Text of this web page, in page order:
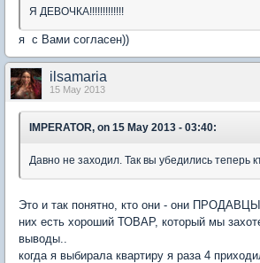
Я ДЕВОЧКА!!!!!!!!!!!!!
я с Вами согласен))
ilsamaria
15 May 2013
IMPERATOR, on 15 May 2013 - 03:40:
Давно не заходил. Так вы убедились теперь
Это и так понятно, кто они - они
них есть хороший ТОВАР, который мы
выводы..
когда я выбирала квартиру я раза 4